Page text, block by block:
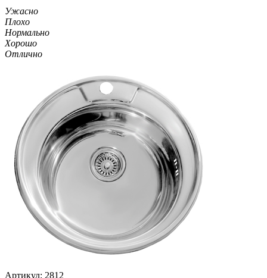
Ужасно
Плохо
Нормально
Хорошо
Отлично
Артикул: 2812